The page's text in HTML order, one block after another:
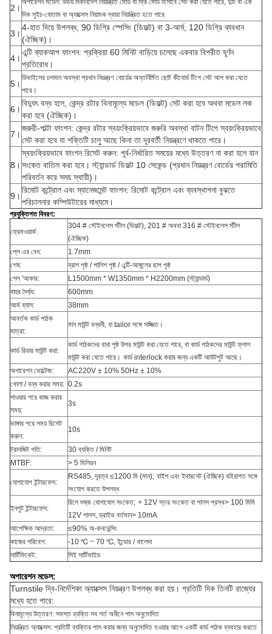
2।
অপারেশন মডেল: উভয় দিকনির্দেশ নিয়ন্ত্রিত মোড বা ফ্রি মোড হিসাবে সেট করা যেতে পারে, দুটি বা এক
দিক সুইচ-বোতাম বা অ্যাক্সেস নিয়ামক দ্বারা নিয়ন্ত্রিত হতে পারে
3।
4-হাত দিয়ে উপলব্ধ, 90 ডিগ্রি স্পেসিং (ডিফল্ট) বা 3-আর্ম, 120 ডিগ্রি ব্যবধান
(ঐচ্ছিক)।
4।
এন্টি ব্যাকআপ ফাংশন: প্রক্রিয়া 60 মিনিট বাড়িয়ে চলেছে একবার বিপরীত ঘূর্ণন
প্রতিরোধ।
5।
ডিভাইসের চলমান অবস্থা প্রধান নিয়ন্ত্রণ বোর্ডের অন্তর্নির্মিত ছোট কীবোর্ড টিপে সেট আপ করা যেতে
পারে।
6।
বিদ্যুৎ বন্ধ হলে, কেন্দ্র রটার বিনামূল্যে মডেল (ডিফল্ট) সেট করা হবে অথবা মডেল লক
করা হবে (ঐচ্ছিক)।
7।
জরুরী-পাল্টা ফাংশন: কেন্দ্র রটার স্বয়ংক্রিয়ভাবে জরুরি অবস্থা বাটন টিপে স্বয়ংক্রিয়ভাবে
সেট করা হবে যা শক্তিটি চালু আছে কিনা তা দূরবর্তী নিয়ন্ত্রণে থাকতে পারে।
8।
স্বয়ংক্রিয়ভাবে ফাংশন রিসেট করুন: পূর্ব-নির্ধারিত সময়ের মধ্যে উত্তরণ না করা হলে যান
সংকেত বাতিল করা হবে। স্ট্যান্ডার্ড ডিফল্ট 10 সেকেন্ড (প্রধান নিয়ন্ত্রণ বোর্ডের পরামিতি
পরিবর্তন করে সময় স্থায়ী)।
9।
রিমোট কন্ট্রোল এবং ম্যানেজমেন্ট ফাংশন: রিমোট কন্ট্রোল এবং ব্যবস্থাপনা বুঝতে
পরিচালনার কম্পিউটারের মাধ্যমে।
প্রযুক্তিগত বিবরণ:
ফ্রেমওয়ার্ক:
304 # স্টেইনলেস স্টীল (ডিফল্ট), 201 # অথবা 316 # স্টেইনলেস স্টীল
(ঐচ্ছিক)
প্লে এর বেধ:
1.7mm
শেষ:
ব্রাশ পৃষ্ঠ / পালিশ পৃষ্ঠ / এন্টি-আঙ্গুলের ছাপ পৃষ্ঠ
শেল 'আকার:
L1500mm * W1350mm * H2200mm (স্ট্যান্ডার্ড)
বাহুর দৈর্ঘ্য:
600mm
আর্ম ব্যাস:
38mm
আবর্তক কার্ড পাঠক
মাত্রা:
মান মাউন্ট বন্ধনী, বা tailor সঙ্গে সজ্জিত।
কার্ড রিডার মাউন্ট করা:
কার্ড পাঠকদের বাধা পৃষ্ঠ উপর মাউন্ট করা যেতে পারে, বা কার্ড পাঠকদের মাউন্ট ফ্লাশ
মাউন্ট করা যেতে পারে। কার্ড interlock করার জন্য একটি আউটপুট আছে।
অপারেশন ভোল্টেজ:
AC220V ± 10% 50Hz ± 10%
খোলা / বন্ধ করার সময়: 0.2s
পাওয়ার পরে কাজ করার
সময়:
3s
ভাঙ্গার পরে সময় রিসেট
করুন:
10s
ট্রানজিট গতি:
30 ব্যক্তি / মিনিট
MTBF:
> 5 মিলিয়ন
যোগাযোগ ইন্টারফেস:
RS485, দূরত্ব ≤1200 মি (মান); বাইশ এবং ইথারনেট (ঐচ্ছিক) বহিরাগত সঙ্গে
সংযোগ করতে উপলব্ধ
ইনপুট ইন্টারফেস:
রিলে শুষ্ক যোগাযোগ সংকেত; + 12V স্তর সংকেত বা পালস প্রস্থ> 100 মিমি
12V পালস, ড্রাইভ বর্তমান> 10mA
আপেক্ষিক আদ্রতা:
≤90% অ-কনডেন্সিং
কাজের পরিবেশ:
-10 ℃ ~ 70 ℃, ইন্ডোর / খালেদা
সার্টিফিকেট:
সিই সার্টিফাইড
অপারেশন মডেল:
Turnstile দ্বি-নির্দেশিকা অ্যাক্সেস নিয়ন্ত্রণ উপলব্ধ করা হয়। প্রতিটি দিক তিনটি রাজ্যের
মধ্যে হতে পারে:
বিনামূল্যে উত্তরণ: সমস্ত ব্যক্তি সব শর্ত অধীনে পাস অনুমোদিত
নিয়ন্ত্রিত অ্যাক্সেস: প্রতিটি ব্যক্তির পাস করার জন্য অনুমোদিত হওয়ার আগে একটি কার্ড পাঠক ব্যবহার করতে